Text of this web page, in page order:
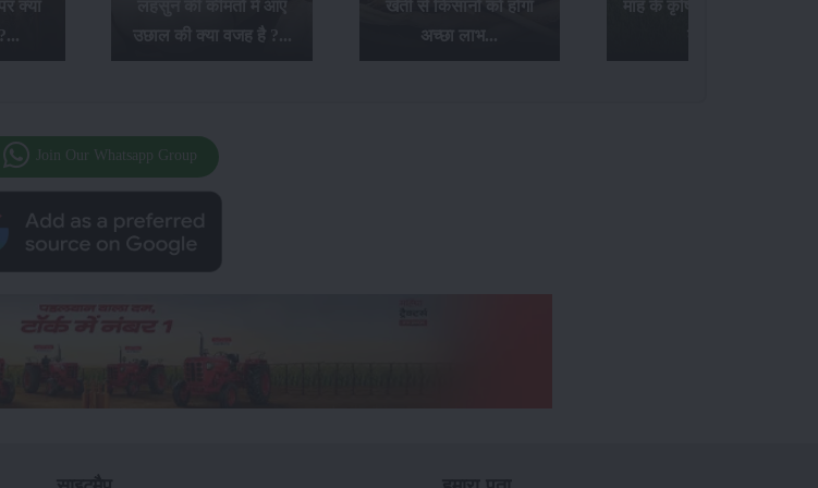
क्या
लहसुन की कीमतों में आए
उछाल की क्या वजह है ?...
खेती से किसानों को होगा
अच्छा लाभ...
माह के कृषि संबंधी आवश्यक
कार्य...
Join Our Whatsapp Group